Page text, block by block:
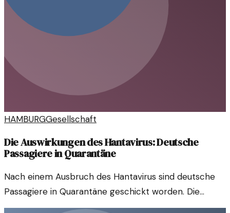
HAMBURGGesellschaft
Die Auswirkungen des Hantavirus: Deutsche
Passagiere in Quarantäne
Nach einem Ausbruch des Hantavirus sind deutsche
Passagiere in Quarantäne geschickt worden. Die
Situation wirft Fragen zu den Gesundheitsmaßnahmen